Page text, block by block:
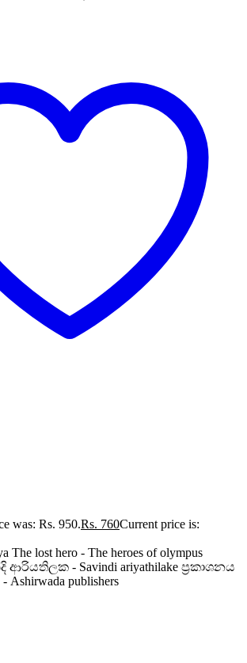
was: Rs. 950.Rs. 760Current price is:
The lost hero - The heroes of olympus
- Savindi ariyathilake ප්‍රකාශනය
publishers